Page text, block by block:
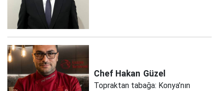
Chef Hakan Güzel
Topraktan tabağa: Konya’nın